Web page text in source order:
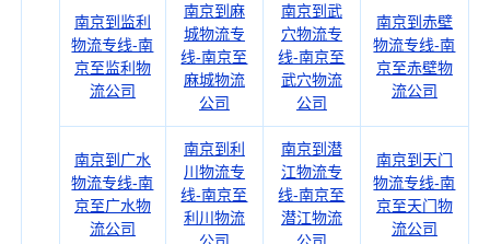
南京到监利
物流专线-南
京至监利物
流公司
南京到麻
城物流专
线-南京至
麻城物流
公司
南京到武
穴物流专
线-南京至
武穴物流
公司
南京到赤壁
物流专线-南
京至赤壁物
流公司
南京到广水
物流专线-南
京至广水物
流公司
南京到利
川物流专
线-南京至
利川物流
公司
南京到潜
江物流专
线-南京至
潜江物流
公司
南京到天门
物流专线-南
京至天门物
流公司